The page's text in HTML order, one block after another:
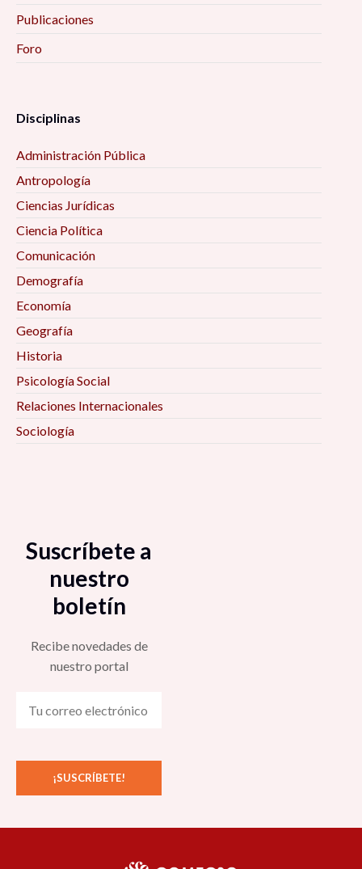
Publicaciones
Foro
Disciplinas
Administración Pública
Antropología
Ciencias Jurídicas
Ciencia Política
Comunicación
Demografía
Economía
Geografía
Historia
Psicología Social
Relaciones Internacionales
Sociología
Suscríbete a
nuestro
boletín
Recibe novedades de
nuestro portal